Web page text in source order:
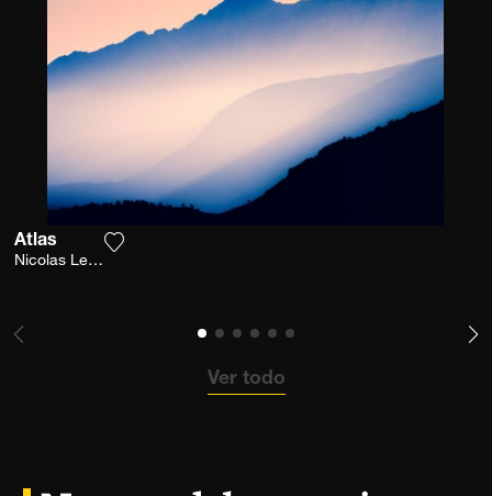
Atlas
Nicolas Leconte
Ver todo